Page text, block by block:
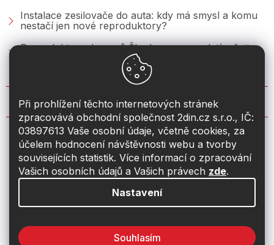
Při prohlížení těchto internetových stránek
zpracovává obchodní společnost 2din.cz s.r.o., IČ:
03897613 Vaše osobní údaje, včetně cookies, za
účelem hodnocení návštěvnosti webu a tvorby
souvisejících statistik. Více informací o zpracování
Vašich osobních údajů a Vašich právech zde.
Nastavení
Souhlasím
Instalace zesilovače do auta: kdy má smysl a komu
nestačí jen nové reproduktory?
Reproduktory do vozů Škoda: co se vyplatí měnit u
Fabie, Octavie a Superbu?
KONTAKT
info@2din.cz
774 19 55 33
Vytvořil Shoptet